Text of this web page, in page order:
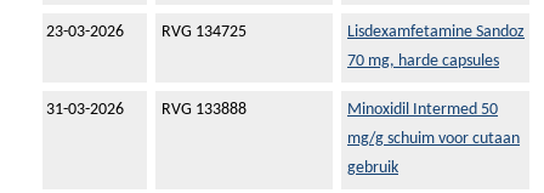
23-03-2026 RVG 134725
Lisdexamfetamine Sandoz
70 mg, harde capsules
31-03-2026 RVG 133888
Minoxidil Intermed 50
mg/g schuim voor cutaan
gebruik